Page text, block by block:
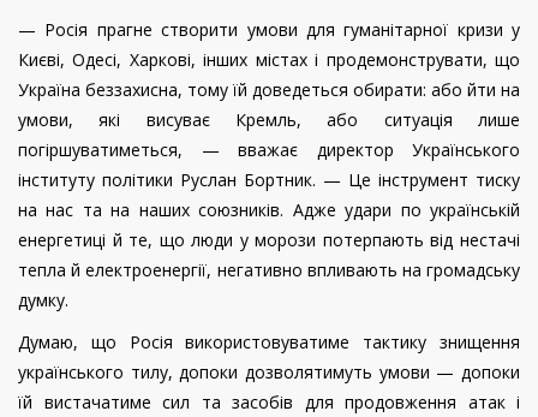
— Росія прагне створити умови для гуманітарної кризи у
Києві, Одесі, Харкові, інших містах і продемонструвати, що
Україна беззахисна, тому їй доведеться обирати: або йти на
умови, які висуває Кремль, або ситуація лише
погіршуватиметься, — вважає директор Українського
інституту політики Руслан Бортник. — Це інструмент тиску
на нас та на наших союзників. Адже удари по українській
енергетиці й те, що люди у морози потерпають від нестачі
тепла й електроенергії, негативно впливають на громадську
думку.
Думаю, що Росія використовуватиме тактику знищення
українського тилу, допоки дозволятимуть умови — допоки
їй вистачатиме сил та засобів для продовження атак і